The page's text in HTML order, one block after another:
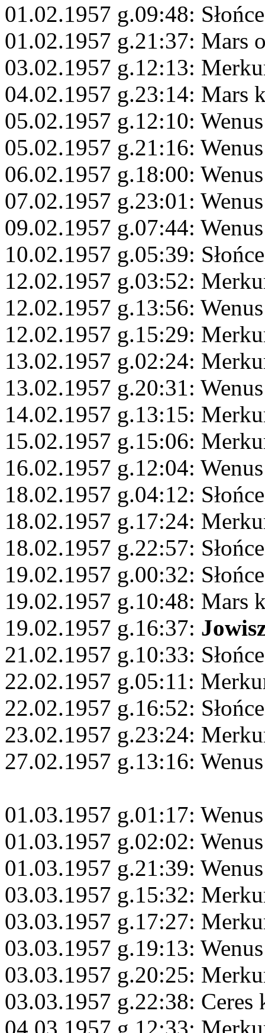
01.02.1957 g.09:48:
01.02.1957 g.21:37: Mars
03.02.1957 g.12:13:
04.02.1957 g.23:14: Mars
05.02.1957 g.12:10:
05.02.1957 g.21:16:
06.02.1957 g.18:00:
07.02.1957 g.23:01:
09.02.1957 g.07:44:
10.02.1957 g.05:39:
12.02.1957 g.03:52:
12.02.1957 g.13:56:
12.02.1957 g.15:29:
13.02.1957 g.02:24:
13.02.1957 g.20:31:
14.02.1957 g.13:15:
15.02.1957 g.15:06:
16.02.1957 g.12:04:
18.02.1957 g.04:12:
18.02.1957 g.17:24:
18.02.1957 g.22:57:
19.02.1957 g.00:32:
19.02.1957 g.10:48: Mars
19.02.1957 g.16:37:
21.02.1957 g.10:33:
22.02.1957 g.05:11:
22.02.1957 g.16:52:
23.02.1957 g.23:24:
27.02.1957 g.13:16:
01.03.1957 g.01:17:
01.03.1957 g.02:02:
01.03.1957 g.21:39:
03.03.1957 g.15:32:
03.03.1957 g.17:27:
03.03.1957 g.19:13:
03.03.1957 g.20:25:
03.03.1957 g.22:38:
04.03.1957 g.12:33: